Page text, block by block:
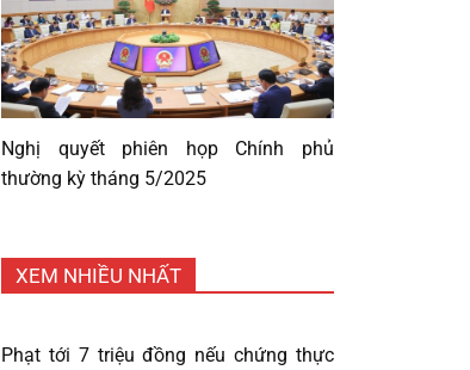
Nghị quyết phiên họp Chính phủ
thường kỳ tháng 5/2025
XEM NHIỀU NHẤT
Phạt tới 7 triệu đồng nếu chứng thực